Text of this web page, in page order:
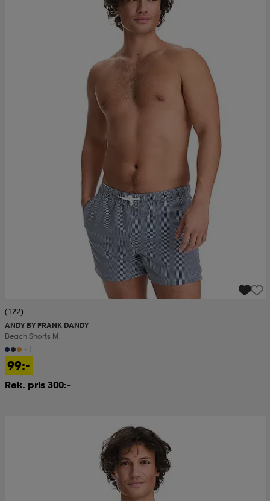
(122)
ANDY BY FRANK DANDY
Beach Shorts M
99:-
Rek. pris 300:-